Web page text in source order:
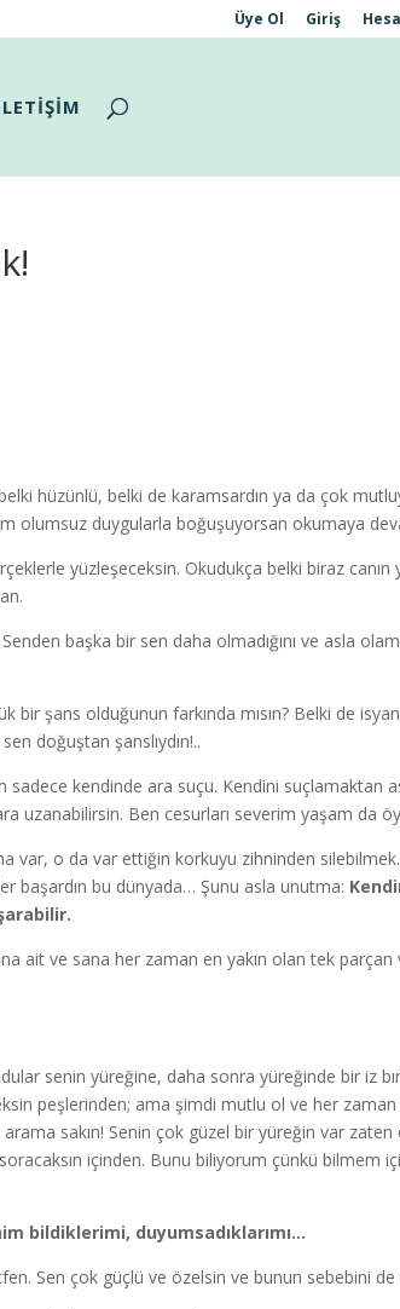
Üye Ol Giriş
hüzünlü, belki de karamsardın ya da çok
olumsuz duygularla boğuşuyorsan okumaya
yüzleşeceksin. Okudukça belki biraz canın
başka bir sen daha olmadığını ve asla
bir şans olduğunun farkında mısın? Belki de
doğuştan şanslıydın!..
sadece kendinde ara suçu. Kendini suçlamaktan
uzanabilirsin. Ben cesurları severim yaşam da
var, o da var ettiğin korkuyu zihninden
başardın bu dünyada… Şunu asla unutma:
ait ve sana her zaman en yakın olan tek parçan
senin yüreğine, daha sonra yüreğinde bir iz
peşlerinden; ama şimdi mutlu ol ve her zaman
sakın! Senin çok güzel bir yüreğin var
içinden. Bunu biliyorum çünkü bilmem
bildiklerimi, duyumsadıklarımı…
Sen çok güçlü ve özelsin ve bunun sebebini de